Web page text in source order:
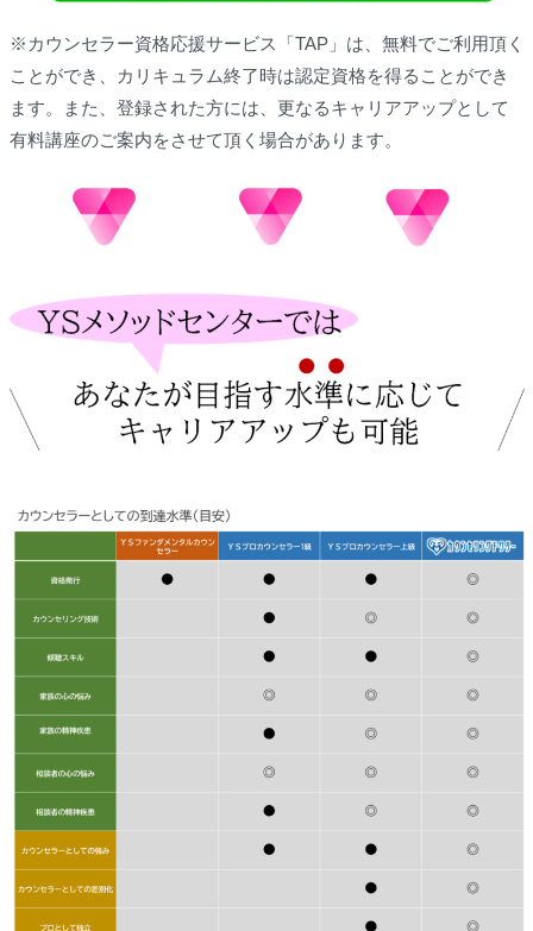
※カウンセラー資格応援サービス「TAP」は、無料でご利用頂く
ことができ、カリキュラム終了時は認定資格を得ることができ
ます。また、登録された方には、更なるキャリアアップとして
有料講座のご案内をさせて頂く場合があります。